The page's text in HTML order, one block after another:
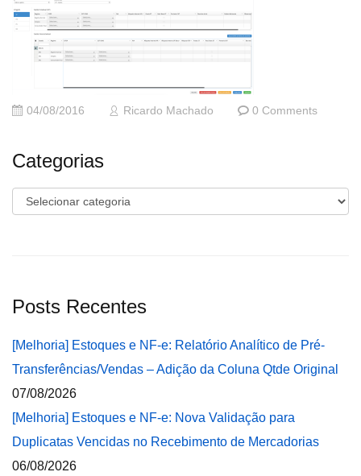
04/08/2016 Ricardo Machado 0 Comments
Categorias
Categorias
Posts Recentes
[Melhoria] Estoques e NF-e: Relatório Analítico de Pré-
Transferências/Vendas – Adição da Coluna Qtde Original
07/08/2026
[Melhoria] Estoques e NF-e: Nova Validação para
Duplicatas Vencidas no Recebimento de Mercadorias
06/08/2026